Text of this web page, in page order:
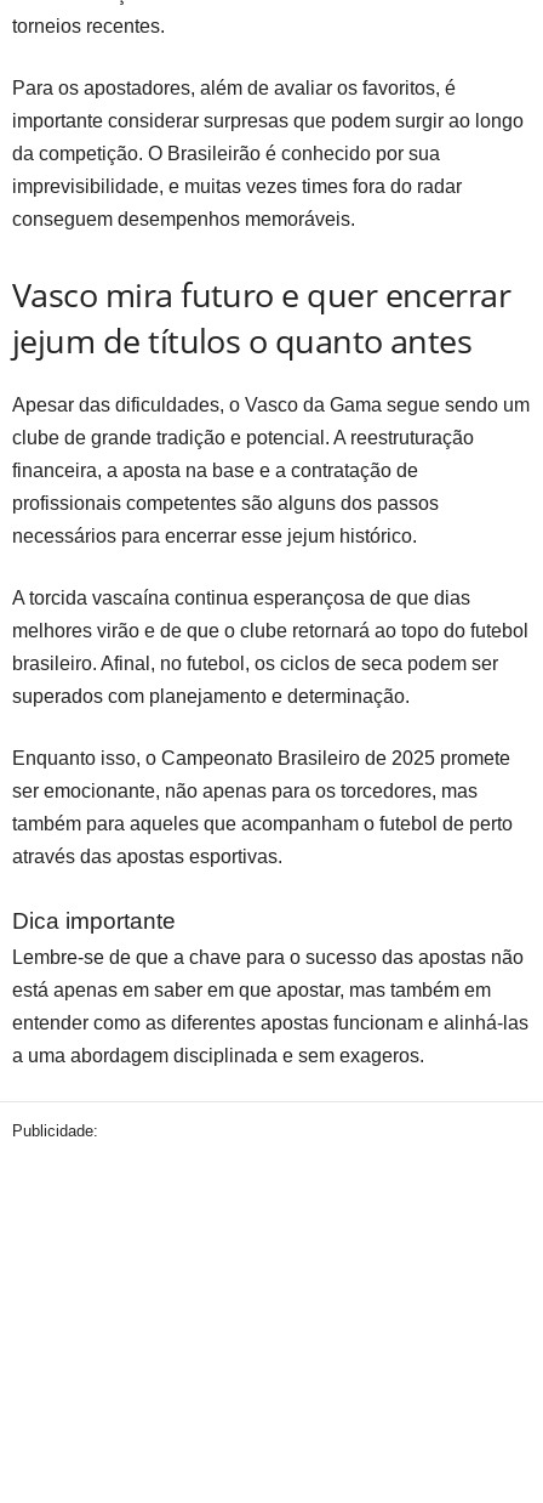
torneios recentes.
Para os apostadores, além de avaliar os favoritos, é
importante considerar surpresas que podem surgir ao longo
da competição. O Brasileirão é conhecido por sua
imprevisibilidade, e muitas vezes times fora do radar
conseguem desempenhos memoráveis.
Vasco mira futuro e quer encerrar
jejum de títulos o quanto antes
Apesar das dificuldades, o Vasco da Gama segue sendo um
clube de grande tradição e potencial. A reestruturação
financeira, a aposta na base e a contratação de
profissionais competentes são alguns dos passos
necessários para encerrar esse jejum histórico.
A torcida vascaína continua esperançosa de que dias
melhores virão e de que o clube retornará ao topo do futebol
brasileiro. Afinal, no futebol, os ciclos de seca podem ser
superados com planejamento e determinação.
Enquanto isso, o Campeonato Brasileiro de 2025 promete
ser emocionante, não apenas para os torcedores, mas
também para aqueles que acompanham o futebol de perto
através das apostas esportivas.
Dica importante
Lembre-se de que a chave para o sucesso das apostas não
está apenas em saber em que apostar, mas também em
entender como as diferentes apostas funcionam e alinhá-las
a uma abordagem disciplinada e sem exageros.
Publicidade: